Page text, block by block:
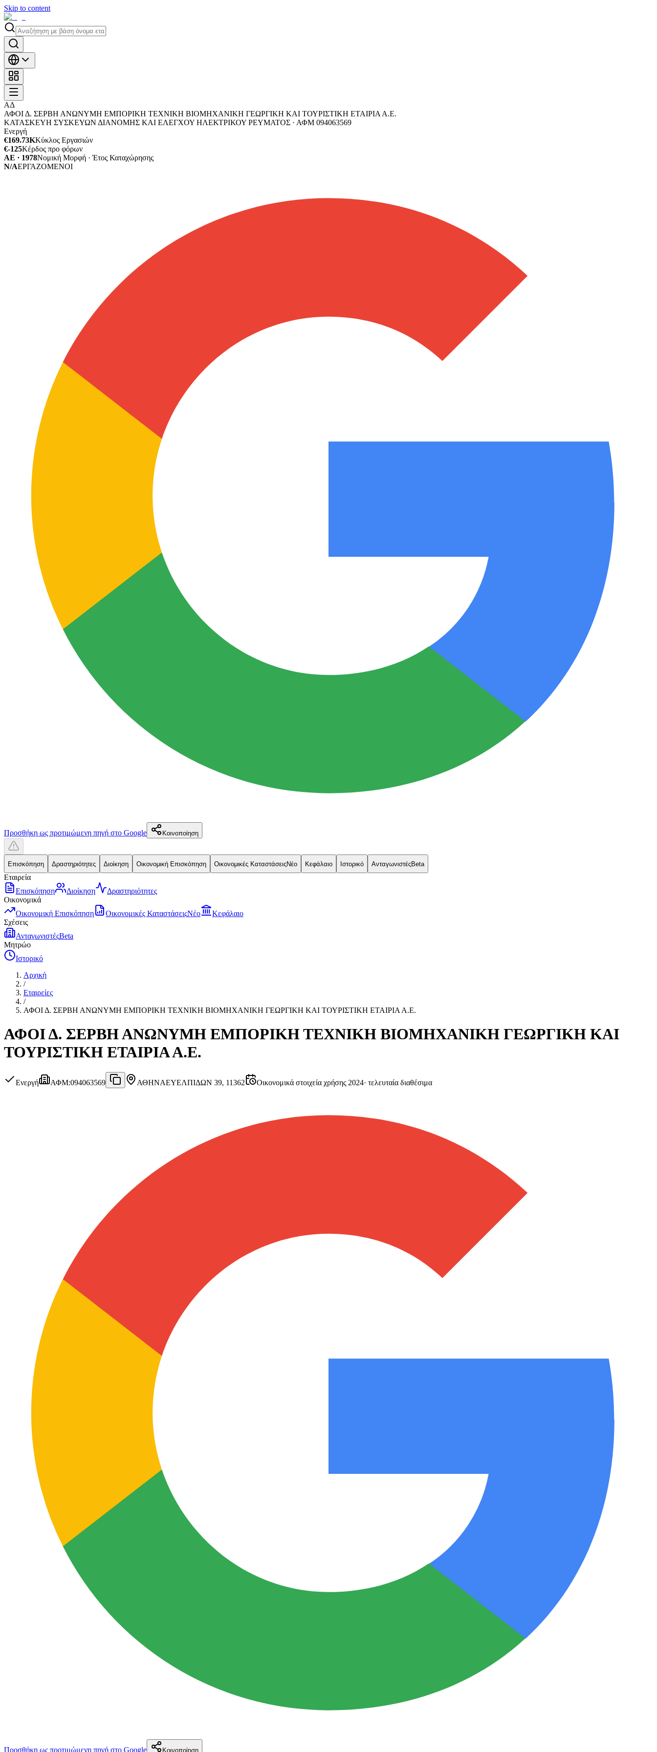
Skip to content
ΑΔ
ΑΦΟΙ Δ. ΣΕΡΒΗ ΑΝΩΝΥΜΗ ΕΜΠΟΡΙΚΗ ΤΕΧΝΙΚΗ ΒΙΟΜΗΧΑΝΙΚΗ ΓΕΩΡΓΙΚΗ ΚΑΙ ΤΟΥΡΙΣΤΙΚΗ ΕΤΑΙΡΙΑ Α.Ε.
ΚΑΤΑΣΚΕΥΗ ΣΥΣΚΕΥΩΝ ΔΙΑΝΟΜΗΣ ΚΑΙ ΕΛΕΓΧΟΥ ΗΛΕΚΤΡΙΚΟΥ ΡΕΥΜΑΤΟΣ · ΑΦΜ 094063569
Ενεργή
€169.73KΚύκλος Εργασιών
€-125Κέρδος προ φόρων
ΑΕ · 1978Νομική Μορφή · Έτος Καταχώρησης
N/AΕΡΓΑΖΟΜΕΝΟΙ
Προσθήκη ως προτιμώμενη πηγή στο Google Κοινοποίηση
Επισκόπηση Δραστηριότητες Διοίκηση Οικονομική Επισκόπηση Οικονομικές ΚαταστάσειςΝέο Κεφάλαιο Ιστορικό ΑνταγωνιστέςBeta
Εταιρεία
Επισκόπηση
Διοίκηση
Δραστηριότητες
Οικονομικά
Οικονομική Επισκόπηση
Οικονομικές ΚαταστάσειςΝέο
Κεφάλαιο
Σχέσεις
ΑνταγωνιστέςBeta
Μητρώο
Ιστορικό
Αρχική
/
Εταιρείες
/
ΑΦΟΙ Δ. ΣΕΡΒΗ ΑΝΩΝΥΜΗ ΕΜΠΟΡΙΚΗ ΤΕΧΝΙΚΗ ΒΙΟΜΗΧΑΝΙΚΗ ΓΕΩΡΓΙΚΗ ΚΑΙ ΤΟΥΡΙΣΤΙΚΗ ΕΤΑΙΡΙΑ Α.Ε.
ΑΦΟΙ Δ. ΣΕΡΒΗ ΑΝΩΝΥΜΗ ΕΜΠΟΡΙΚΗ ΤΕΧΝΙΚΗ ΒΙΟΜΗΧΑΝΙΚΗ ΓΕΩΡΓΙΚΗ ΚΑΙ
ΤΟΥΡΙΣΤΙΚΗ ΕΤΑΙΡΙΑ Α.Ε.
Ενεργή ΑΦΜ:094063569 ΑΘΗΝΑΕΥΕΛΠΙΔΩΝ 39, 11362 Οικονομικά στοιχεία χρήσης 2024· τελευταία διαθέσιμα
Προσθήκη ως προτιμώμενη πηγή στο Google Κοινοποίηση